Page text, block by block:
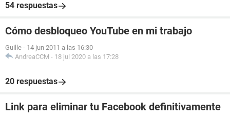
54 respuestas
Cómo desbloqueo YouTube en mi trabajo
Guille - 14 jun 2011 a las 16:30
AndreaCCM - 18 jul 2020 a las 17:28
20 respuestas
Link para eliminar tu Facebook definitivamente